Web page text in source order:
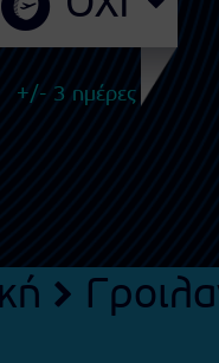
+/- 3 ημέρες